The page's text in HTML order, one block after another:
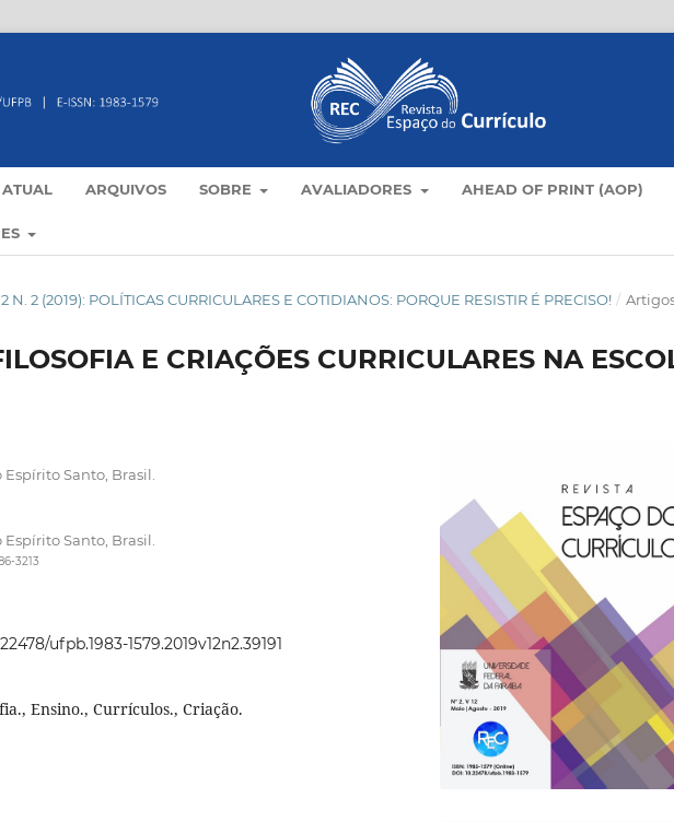
ATUAL ARQUIVOS SOBRE AVALIADORES AHEAD OF PRINT (AOP)
N. 2 (2019): POLÍTICAS CURRICULARES E COTIDIANOS: PORQUE RESISTIR É PRECISO! /
E CRIAÇÕES CURRICULARES NA
Santo, Brasil.
Santo, Brasil.
3213
ufpb.1983-1579.2019v12n2.39191
Ensino., Currículos., Criação.